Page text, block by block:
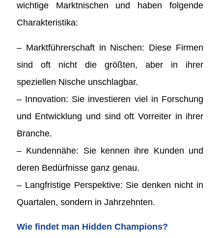
wichtige Marktnischen und haben folgende
Charakteristika:
– Marktführerschaft in Nischen: Diese Firmen
sind oft nicht die größten, aber in ihrer
speziellen Nische unschlagbar.
– Innovation: Sie investieren viel in Forschung
und Entwicklung und sind oft Vorreiter in ihrer
Branche.
– Kundennähe: Sie kennen ihre Kunden und
deren Bedürfnisse ganz genau.
– Langfristige Perspektive: Sie denken nicht in
Quartalen, sondern in Jahrzehnten.
Wie findet man Hidden Champions?